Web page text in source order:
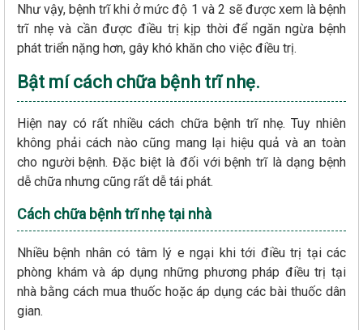
Như vậy, bệnh trĩ khi ở mức độ 1 và 2 sẽ được xem là bệnh
trĩ nhẹ và cần được điều trị kịp thời để ngăn ngừa bệnh
phát triển nặng hơn, gây khó khăn cho việc điều trị.
Bật mí cách chữa bệnh trĩ nhẹ.
Hiện nay có rất nhiều cách chữa bệnh trĩ nhẹ. Tuy nhiên
không phải cách nào cũng mang lại hiệu quả và an toàn
cho người bệnh. Đặc biệt là đối với bệnh trĩ là dạng bệnh
dễ chữa nhưng cũng rất dễ tái phát.
Cách chữa bệnh trĩ nhẹ tại nhà
Nhiều bệnh nhân có tâm lý e ngại khi tới điều trị tại các
phòng khám và áp dụng những phương pháp điều trị tại
nhà bằng cách mua thuốc hoặc áp dụng các bài thuốc dân
gian.